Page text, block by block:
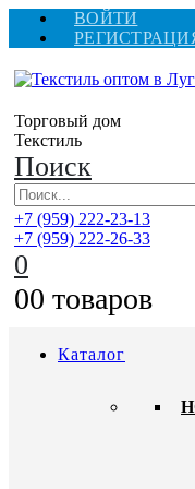
ВОЙТИ
Торговый дом
Текстиль
Поиск
+7 (959) 222-23-13
+7 (959) 222-26-33
0
00 товаров
Каталог